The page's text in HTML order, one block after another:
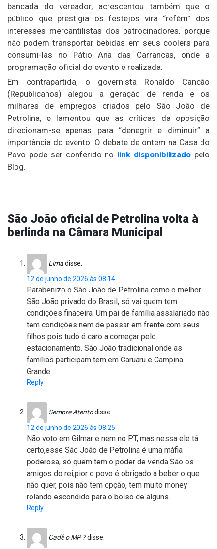
bancada do vereador, acrescentou também que o
público que prestigia os festejos vira “refém” dos
interesses mercantilistas dos patrocinadores, porque
não podem transportar bebidas em seus coolers para
consumi-las no Pátio Ana das Carrancas, onde a
programação oficial do evento é realizada.
Em contrapartida, o governista Ronaldo Cancão
(Republicanos) alegou a geração de renda e os
milhares de empregos criados pelo São João de
Petrolina, e lamentou que as críticas da oposição
direcionam-se apenas para “denegrir e diminuir” a
importância do evento. O debate de ontem na Casa do
Povo pode ser conferido no link disponibilizado pelo
Blog.
São João oficial de Petrolina volta à
berlinda na Câmara Municipal
Limadisse:
12 de junho de 2026 às 08:14
Parabenizo o São João de Petrolina como o melhor
São João privado do Brasil, só vai quem tem
condições finaceira. Um pai de família assalariado não
tem condições nem de passar em frente com seus
filhos pois tudo é caro a começar pelo
estacionamento. São João tradicional onde as
famílias participam tem em Caruaru e Campina
Grande.
Reply
Sempre Atentodisse:
12 de junho de 2026 às 08:25
Não voto em Gilmar e nem no PT, mas nessa ele tá
certo,esse São João de Petrolina é uma máfia
poderosa, só quem tem o poder de venda São os
amigos do rei,pior o povo é obrigado a beber o que
não quer, pois não tem opção, tem muito money
rolando escondido para o bolso de alguns.
Reply
Cadê o MP ?disse: